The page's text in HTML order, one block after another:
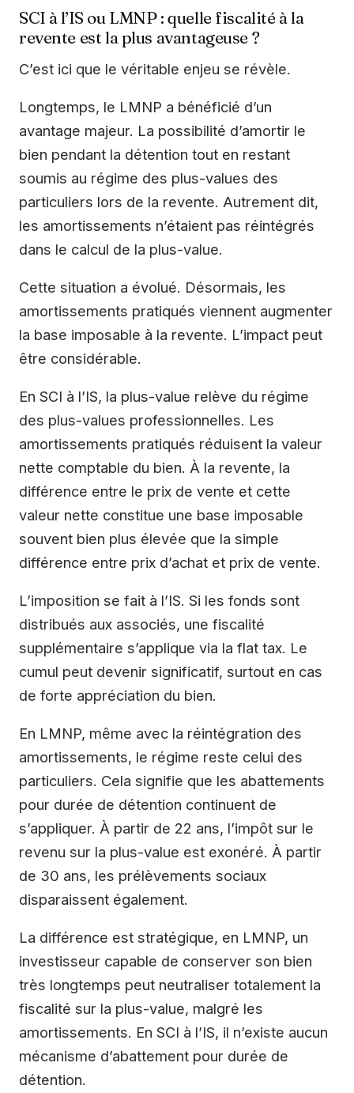
SCI à l’IS ou LMNP : quelle fiscalité à la
revente est la plus avantageuse ?
C’est ici que le véritable enjeu se révèle.
Longtemps, le LMNP a bénéficié d’un
avantage majeur. La possibilité d’amortir le
bien pendant la détention tout en restant
soumis au régime des plus-values des
particuliers lors de la revente. Autrement dit,
les amortissements n’étaient pas réintégrés
dans le calcul de la plus-value.
Cette situation a évolué. Désormais, les
amortissements pratiqués viennent augmenter
la base imposable à la revente. L’impact peut
être considérable.
En SCI à l’IS, la plus-value relève du régime
des plus-values professionnelles. Les
amortissements pratiqués réduisent la valeur
nette comptable du bien. À la revente, la
différence entre le prix de vente et cette
valeur nette constitue une base imposable
souvent bien plus élevée que la simple
différence entre prix d’achat et prix de vente.
L’imposition se fait à l’IS. Si les fonds sont
distribués aux associés, une fiscalité
supplémentaire s’applique via la flat tax. Le
cumul peut devenir significatif, surtout en cas
de forte appréciation du bien.
En LMNP, même avec la réintégration des
amortissements, le régime reste celui des
particuliers. Cela signifie que les abattements
pour durée de détention continuent de
s’appliquer. À partir de 22 ans, l’impôt sur le
revenu sur la plus-value est exonéré. À partir
de 30 ans, les prélèvements sociaux
disparaissent également.
La différence est stratégique, en LMNP, un
investisseur capable de conserver son bien
très longtemps peut neutraliser totalement la
fiscalité sur la plus-value, malgré les
amortissements. En SCI à l’IS, il n’existe aucun
mécanisme d’abattement pour durée de
détention.